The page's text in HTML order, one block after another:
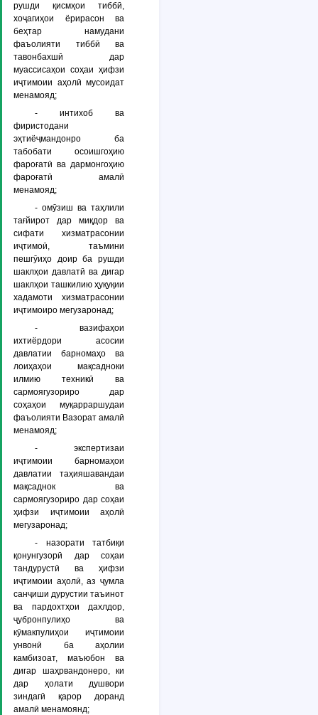
рушди қисмҳои тиббӣ,
хоҷагиҳои ёрирасон ва
беҳтар намудани
фаъолияти тиббӣ ва
тавонбахшӣ дар
муассисаҳои соҳаи ҳифзи
иҷтимоии аҳолӣ мусоидат
менамояд;
- интихоб ва
фиристодани
эҳтиёҷмандонро ба
табобати осоишгоҳию
фароғатӣ ва дармонгоҳию
фароғатӣ амалӣ
менамояд;
- омӯзиш ва таҳлили
тағйирот дар миқдор ва
сифати хизматрасонии
иҷтимоӣ, таъмини
пешгӯиҳо доир ба рушди
шаклҳои давлатӣ ва дигар
шаклҳои ташкилию ҳуқуқии
хадамоти хизматрасонии
иҷтимоиро мегузаронад;
- вазифаҳои
ихтиёрдори асосии
давлатии барномаҳо ва
лоиҳаҳои мақсадноки
илмию техникӣ ва
сармоягузориро дар
соҳаҳои муқарраршудаи
фаъолияти Вазорат амалӣ
менамояд;
- экспертизаи
иҷтимоии барномаҳои
давлатии таҳияшавандаи
мақсаднок ва
сармоягузориро дар соҳаи
ҳифзи иҷтимоии аҳолӣ
мегузаронад;
- назорати татбиқи
қонунгузорӣ дар соҳаи
тандурустӣ ва ҳифзи
иҷтимоии аҳолӣ, аз ҷумла
санҷиши дурустии таъинот
ва пардохтҳои дахлдор,
ҷубронпулиҳо ва
кӯмакпулиҳои иҷтимоии
унвонӣ ба аҳолии
камбизоат, маъюбон ва
дигар шаҳрвандонеро, ки
дар ҳолати душвори
зиндагӣ қарор доранд
амалӣ менамоянд;